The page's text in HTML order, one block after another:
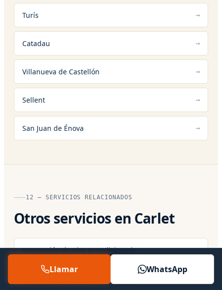
Turís
Catadau
Villanueva de Castellón
Sellent
San Juan de Énova
12 — SERVICIOS RELACIONADOS
Otros servicios en Carlet
Reparación de Aire Acondicionado
Llamar WhatsApp